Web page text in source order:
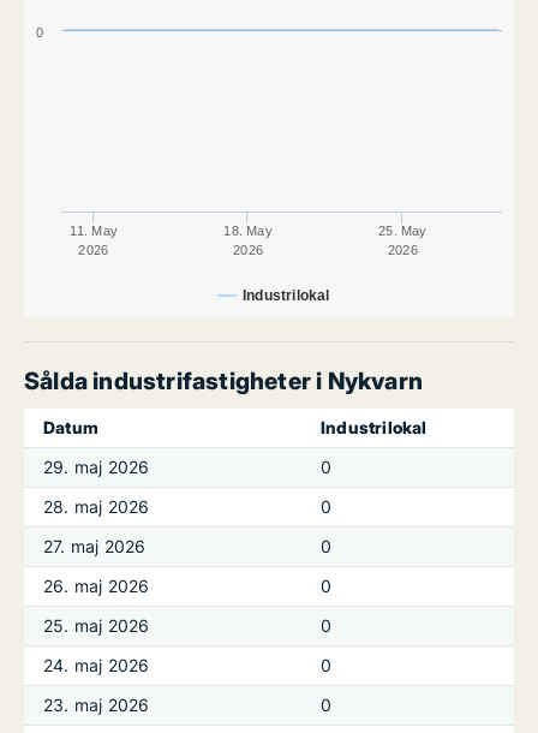
Industrilokal
11. May
2026
18. May
2026
25. May
2026
0
Sålda industrifastigheter i Nykvarn
Datum
Industrilokal
29. maj 2026
0
28. maj 2026
0
27. maj 2026
0
26. maj 2026
0
25. maj 2026
0
24. maj 2026
0
23. maj 2026
0